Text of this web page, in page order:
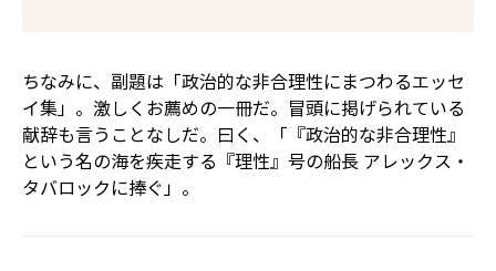
ちなみに、副題は「政治的な非合理性にまつわるエッセ
イ集」。激しくお薦めの一冊だ。冒頭に掲げられている
献辞も言うことなしだ。曰く、「『政治的な非合理性』
という名の海を疾走する『理性』号の船長 アレックス・
タバロックに捧ぐ」。